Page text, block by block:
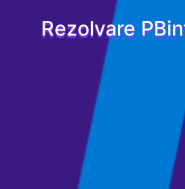
Rezolvare